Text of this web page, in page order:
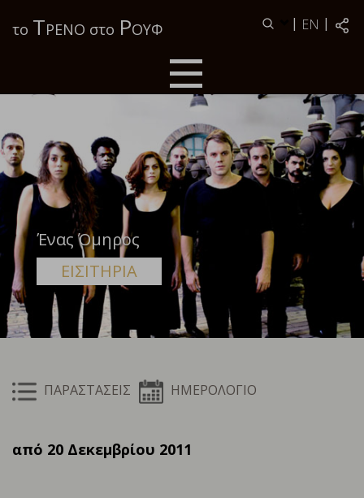
το ΤΡΕΝΟ στο ΡΟΥΦ | EN |
Ένας Όμηρος
ΕΙΣΙΤΗΡΙΑ
ΠΑΡΑΣΤΑΣΕΙΣ ΗΜΕΡΟΛΟΓΙΟ
από 20 Δεκεμβρίου 2011